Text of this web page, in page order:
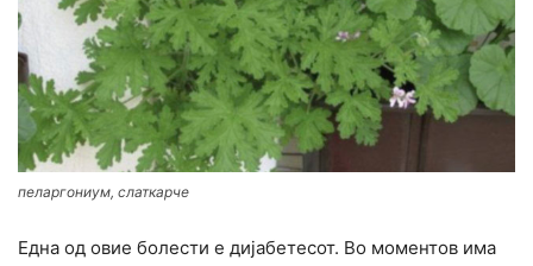
пеларгониум, слаткарче
Една од овие болести е дијабетесот. Во моментов има